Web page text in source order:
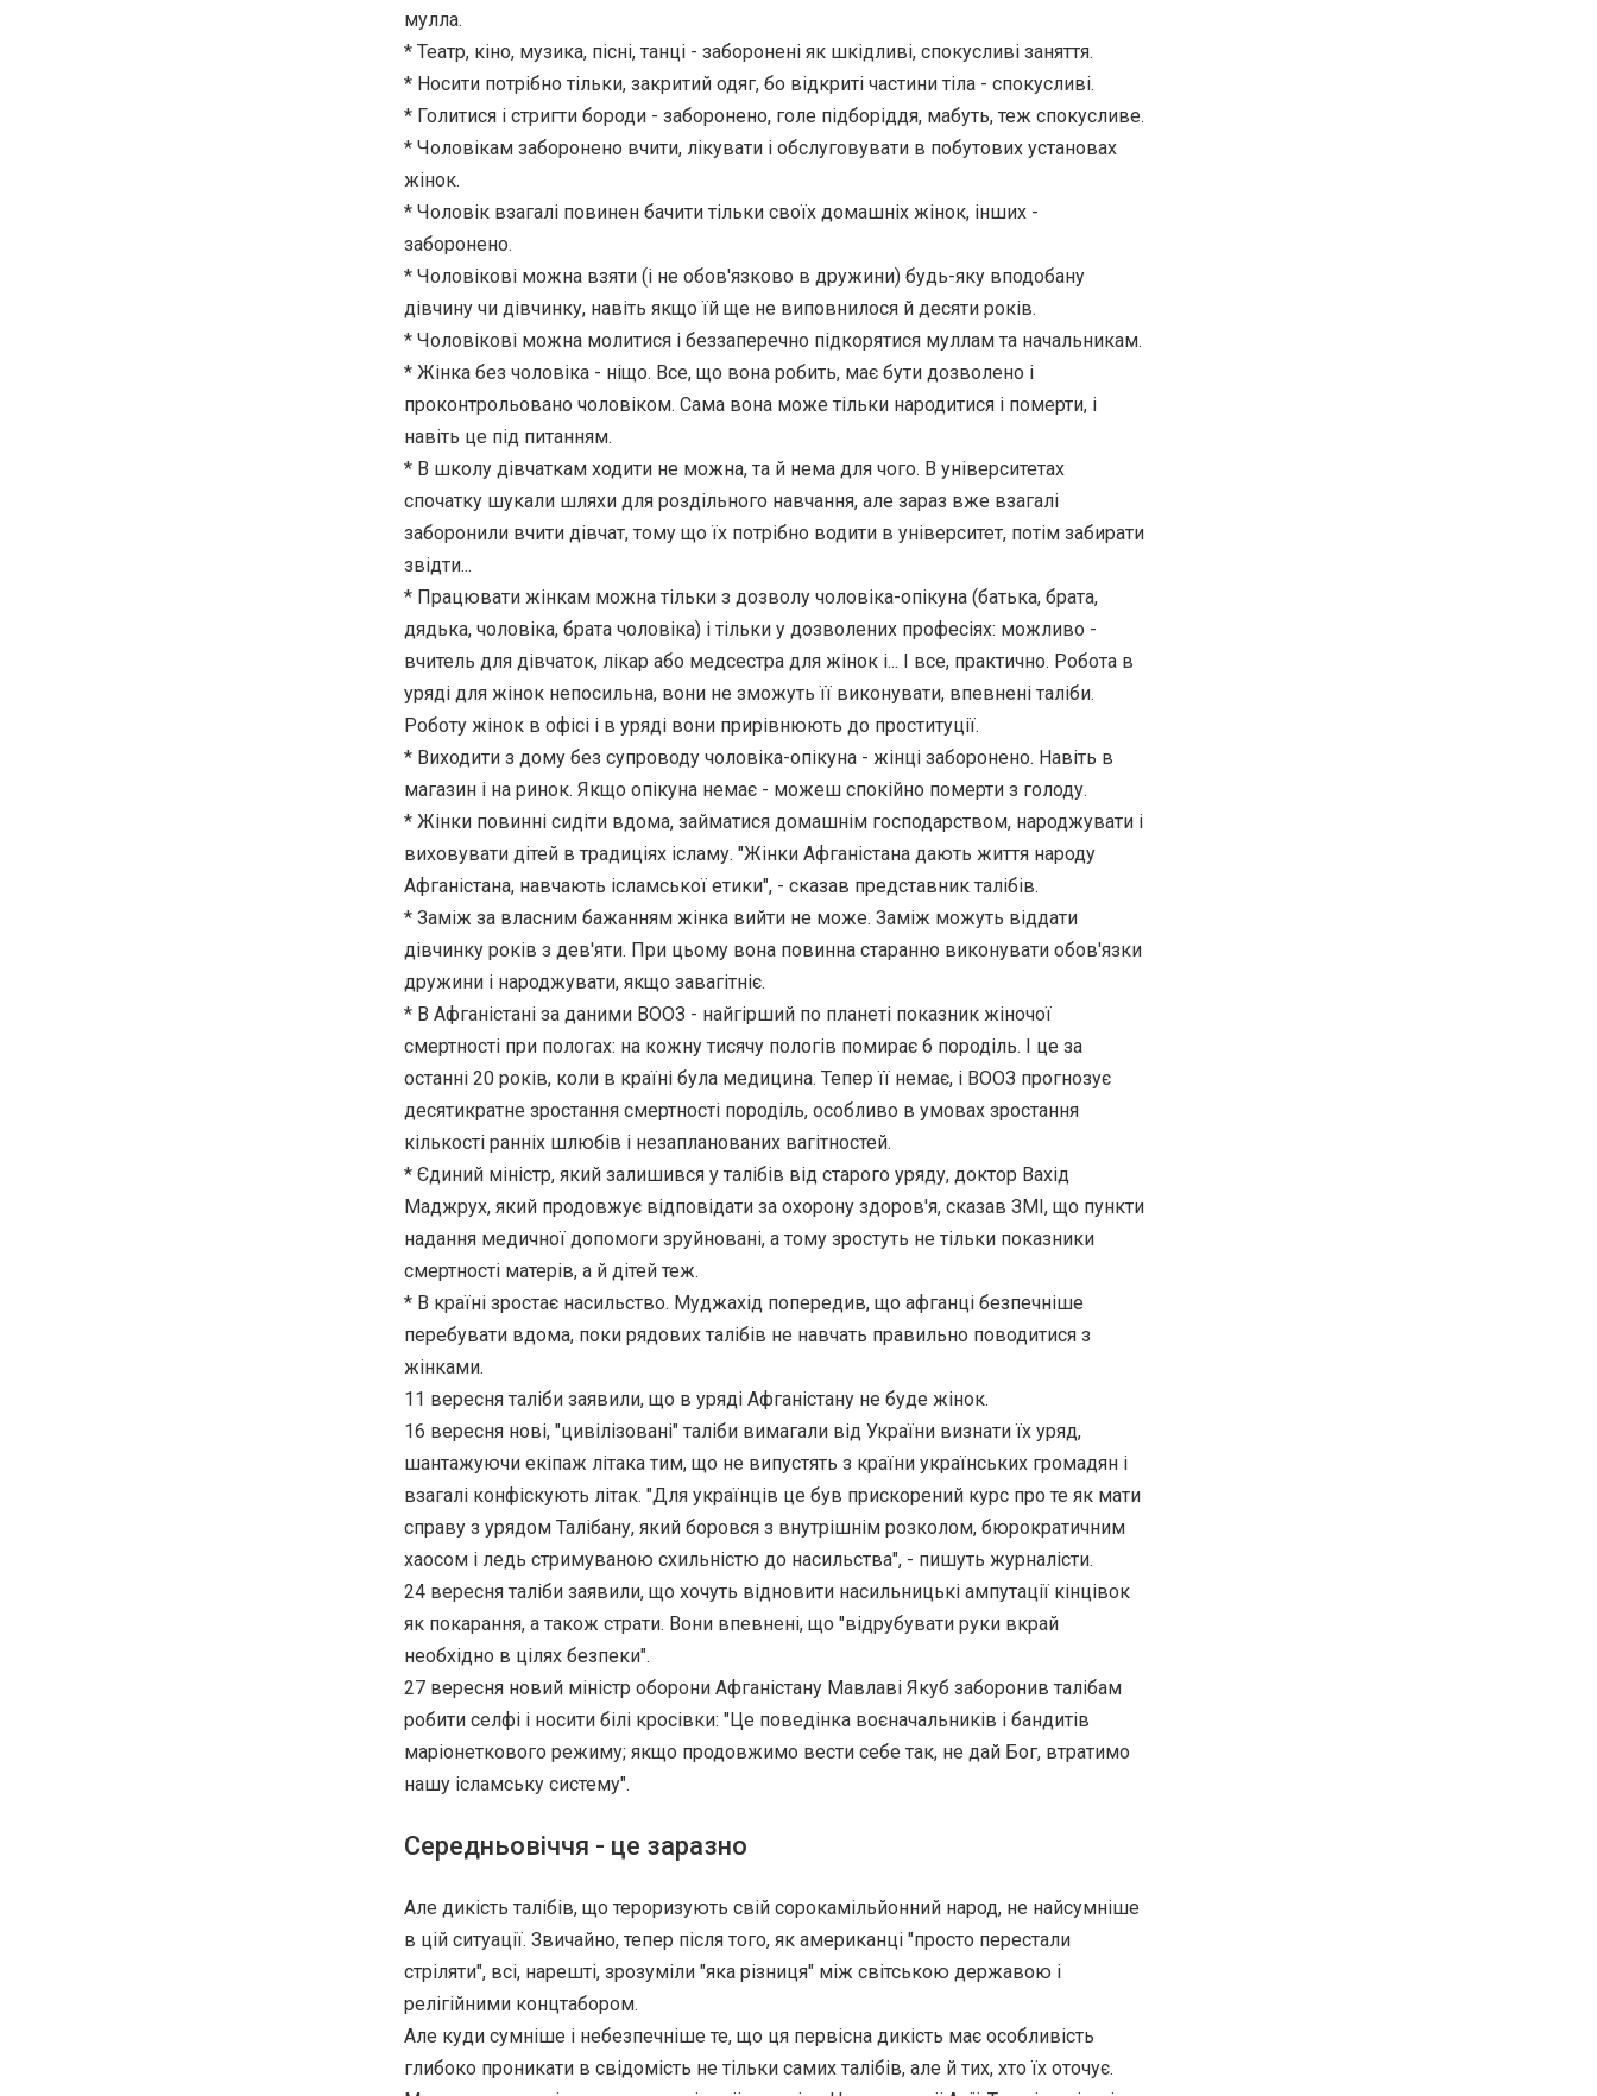
мулла.
* Театр, кіно, музика, пісні, танці - заборонені як шкідливі, спокусливі заняття.
* Носити потрібно тільки, закритий одяг, бо відкриті частини тіла - спокусливі.
* Голитися і стригти бороди - заборонено, голе підборіддя, мабуть, теж спокусливе.
* Чоловікам заборонено вчити, лікувати і обслуговувати в побутових установах
жінок.
* Чоловік взагалі повинен бачити тільки своїх домашніх жінок, інших -
заборонено.
* Чоловікові можна взяти (і не обов'язково в дружини) будь-яку вподобану
дівчину чи дівчинку, навіть якщо їй ще не виповнилося й десяти років.
* Чоловікові можна молитися і беззаперечно підкорятися муллам та начальникам.
* Жінка без чоловіка - ніщо. Все, що вона робить, має бути дозволено і
проконтрольовано чоловіком. Сама вона може тільки народитися і померти, і
навіть це під питанням.
* В школу дівчаткам ходити не можна, та й нема для чого. В університетах
спочатку шукали шляхи для роздільного навчання, але зараз вже взагалі
заборонили вчити дівчат, тому що їх потрібно водити в університет, потім забирати
звідти...
* Працювати жінкам можна тільки з дозволу чоловіка-опікуна (батька, брата,
дядька, чоловіка, брата чоловіка) і тільки у дозволених професіях: можливо -
вчитель для дівчаток, лікар або медсестра для жінок і... І все, практично. Робота в
уряді для жінок непосильна, вони не зможуть її виконувати, впевнені таліби.
Роботу жінок в офісі і в уряді вони прирівнюють до проституції.
* Виходити з дому без супроводу чоловіка-опікуна - жінці заборонено. Навіть в
магазин і на ринок. Якщо опікуна немає - можеш спокійно померти з голоду.
* Жінки повинні сидіти вдома, займатися домашнім господарством, народжувати і
виховувати дітей в традиціях ісламу. "Жінки Афгaністана дають життя народу
Афгaністана, навчають ісламської етики", - сказав представник талібів.
* Заміж за власним бажанням жінка вийти не може. Заміж можуть віддати
дівчинку років з дев'яти. При цьому вона повинна старанно виконувати обов'язки
дружини і народжувати, якщо завагітніє.
* В Афганістані за даними ВООЗ - найгірший по планеті показник жіночої
смертності при пологах: на кожну тисячу пологів помирає 6 породіль. І це за
останні 20 років, коли в країні була медицина. Тепер її немає, і ВООЗ прогнозує
десятикратне зростання смертності породіль, особливо в умовах зростання
кількості ранніх шлюбів і незапланованих вагітностей.
* Єдиний міністр, який залишився у талібів від старого уряду, доктор Вахід
Маджрух, який продовжує відповідати за охорону здоров'я, сказав ЗМІ, що пункти
надання медичної допомоги зруйновані, а тому зростуть не тільки показники
смертності матерів, а й дітей теж.
* В країні зростає насильство. Муджахід попередив, що афганці безпечніше
перебувати вдома, поки рядових талібів не навчать правильно поводитися з
жінками.
11 вересня таліби заявили, що в уряді Афганістану не буде жінок.
16 вересня нові, "цивілізовані" таліби вимагали від України визнати їх уряд,
шантажуючи екіпаж літака тим, що не випустять з країни українських громадян і
взагалі конфіскують літак. "Для українців це був прискорений курс про те як мати
справу з урядом Талібану, який боровся з внутрішнім розколом, бюрократичним
хаосом і ледь стримуваною схильністю до насильства", - пишуть журналісти.
24 вересня таліби заявили, що хочуть відновити насильницькі ампутації кінцівок
як покарання, а також страти. Вони впевнені, що "відрубувати руки вкрай
необхідно в цілях безпеки".
27 вересня новий міністр оборони Афганістану Мавлаві Якуб заборонив талібам
робити селфі і носити білі кросівки: "Це поведінка воєначальників і бандитів
маріонеткового режиму; якщо продовжимо вести себе так, не дай Бог, втратимо
нашу ісламську систему".
Середньовіччя - це заразно
Але дикість талібів, що тероризують свій сорокамільйонний народ, не найсумніше
в цій ситуації. Звичайно, тепер після того, як американці "просто перестали
стріляти", всі, нарешті, зрозуміли "яка різниця" між світською державою і
релігійними концтабором.
Але куди сумніше і небезпечніше те, що ця первісна дикість має особливість
глибоко проникати в свідомість не тільки самих талібів, але й тих, хто їх оточує.